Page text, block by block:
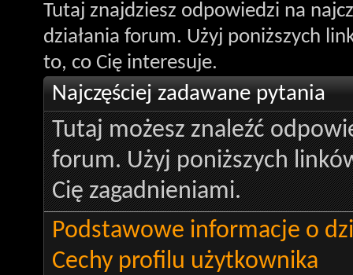
Tutaj znajdziesz odpowiedzi na
działania forum. Użyj poniższych
to, co Cię interesuje.
Najczęściej zadawane pytania
Tutaj możesz znaleźć
forum. Użyj poniższych
Cię zagadnieniami.
Podstawowe informacje o
Cechy profilu użytkownika